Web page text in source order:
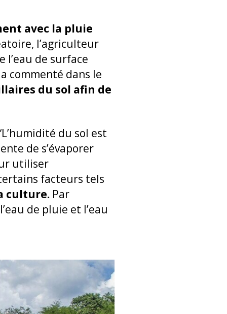
avec la pluie
l’agriculteur
de surface
commenté dans le
du sol afin de
du sol est
de s’évaporer
utiliser
facteurs tels
culture. Par
de pluie et l’eau